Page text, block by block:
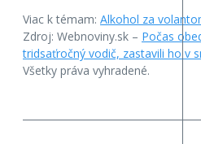
Viac k témam: Alkohol za
Zdroj: Webnoviny.sk – Počas
tridsaťročný vodič, zastavili ho v
Všetky práva vyhradené.